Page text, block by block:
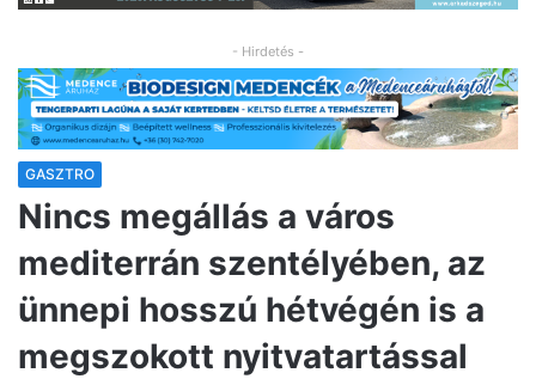
- Hirdetés -
GASZTRO
Nincs megállás a város
mediterrán szentélyében, az
ünnepi hosszú hétvégén is a
megszokott nyitvatartással